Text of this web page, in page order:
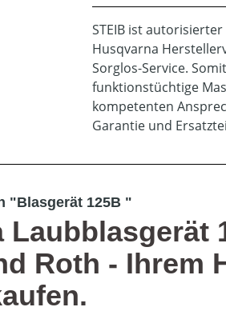
STEIB ist
Husqvarna
Sorglos-Service.
funktionstüchtige
kompetenten
Garantie und
"Blasgerät 125B "
Laubblasgerät
Roth - Ihrem